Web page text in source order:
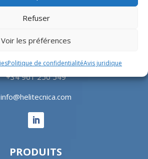
Refuser
Voir les préférences
Politique de confidentialitéAvis juridique
SIÈGE SOCIAL
Valencia, Spain
+34 961 250 549
info@helitecnica.com
PRODUITS